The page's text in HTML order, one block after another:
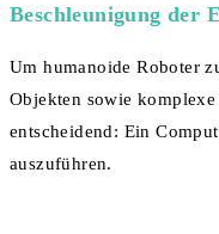
Beschleunigung der
Um humanoide Roboter
Objekten sowie
entscheidend: Ein
auszuführen.